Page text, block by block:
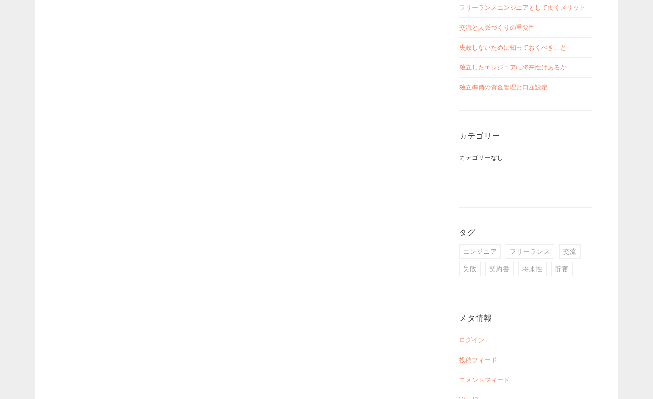
フリーランスエンジニアとして働くメリット
交流と人脈づくりの重要性
失敗しないために知っておくべきこと
独立したエンジニアに将来性はあるか
独立準備の資金管理と口座設定
カテゴリー
カテゴリーなし
タグ
エンジニア フリーランス 交流
失敗 契約書 将来性 貯蓄
メタ情報
ログイン
投稿フィード
コメントフィード